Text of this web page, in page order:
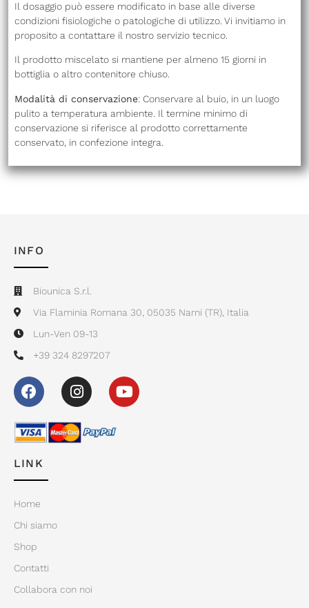
Il dosaggio può essere modificato in base alle diverse
condizioni fisiologiche o patologiche di utilizzo. Vi invitiamo in
proposito a contattare il nostro servizio tecnico.
Il prodotto miscelato si mantiene per almeno 15 giorni in
bottiglia o altro contenitore chiuso.
Modalità di conservazione: Conservare al buio, in un luogo
pulito a temperatura ambiente. Il termine minimo di
conservazione si riferisce al prodotto correttamente
conservato, in confezione integra.
INFO
Biounica S.r.l.
Via Flaminia Romana 30, 05035 Narni (TR), Italia
Lun-Ven 09-13
+39 324 8297207
LINK
Home
Chi siamo
Shop
Contatti
Collabora con noi